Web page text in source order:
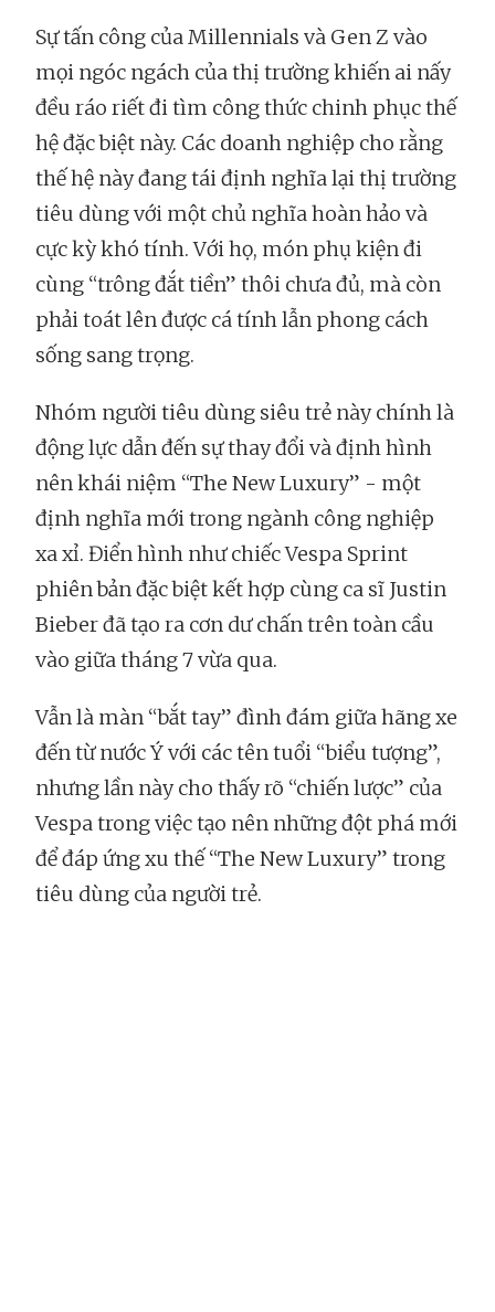
Sự tấn công của Millennials và Gen Z vào
mọi ngóc ngách của thị trường khiến ai nấy
đều ráo riết đi tìm công thức chinh phục thế
hệ đặc biệt này. Các doanh nghiệp cho rằng
thế hệ này đang tái định nghĩa lại thị trường
tiêu dùng với một chủ nghĩa hoàn hảo và
cực kỳ khó tính. Với họ, món phụ kiện đi
cùng “trông đắt tiền” thôi chưa đủ, mà còn
phải toát lên được cá tính lẫn phong cách
sống sang trọng.
Nhóm người tiêu dùng siêu trẻ này chính là
động lực dẫn đến sự thay đổi và định hình
nên khái niệm “The New Luxury” - một
định nghĩa mới trong ngành công nghiệp
xa xỉ. Điển hình như chiếc Vespa Sprint
phiên bản đặc biệt kết hợp cùng ca sĩ Justin
Bieber đã tạo ra cơn dư chấn trên toàn cầu
vào giữa tháng 7 vừa qua.
Vẫn là màn “bắt tay” đình đám giữa hãng xe
đến từ nước Ý với các tên tuổi “biểu tượng”,
nhưng lần này cho thấy rõ “chiến lược” của
Vespa trong việc tạo nên những đột phá mới
để đáp ứng xu thế “The New Luxury” trong
tiêu dùng của người trẻ.